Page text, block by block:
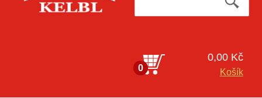
0
0,00 Kč
Košík